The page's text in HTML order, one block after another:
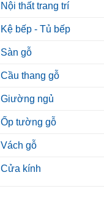
Nội thất trang trí
Kệ bếp - Tủ bếp
Sàn gỗ
Cầu thang gỗ
Giường ngủ
Ốp tường gỗ
Vách gỗ
Cửa kính